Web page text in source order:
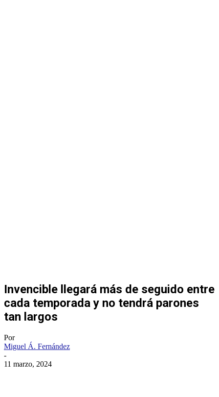
Invencible llegará más de seguido entre
cada temporada y no tendrá parones
tan largos
Por
Miguel Á. Fernández
-
11 marzo, 2024